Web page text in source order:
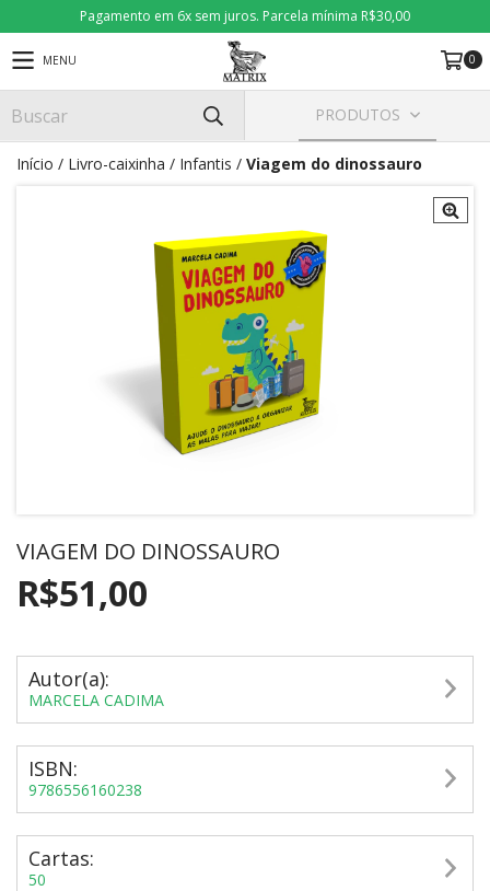
Pagamento em 6x sem juros. Parcela mínima R$30,00
MENU 0
PRODUTOS
Início / Livro-caixinha / Infantis / Viagem do dinossauro
VIAGEM DO DINOSSAURO
R$51,00
Autor(a):
MARCELA CADIMA
ISBN:
9786556160238
Cartas:
50